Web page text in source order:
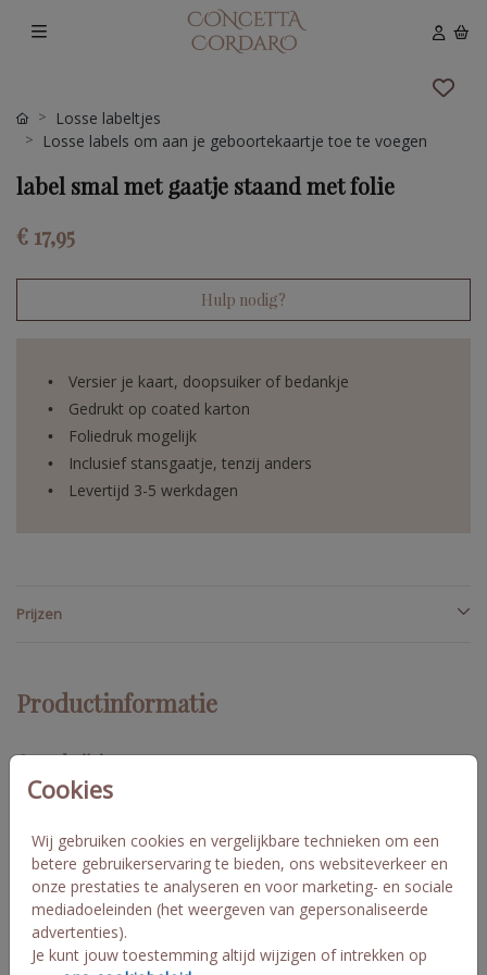
Cookies
Wij gebruiken cookies en vergelijkbare technieken om een
betere gebruikerservaring te bieden, ons websiteverkeer en
onze prestaties te analyseren en voor marketing- en sociale
mediadoeleinden (het weergeven van gepersonaliseerde
advertenties).
Je kunt jouw toestemming altijd wijzigen of intrekken op
Losse labeltjes
Losse labels om aan je geboortekaartje toe te voegen
label smal met gaatje staand met folie
€ 17,95
Hulp nodig?
Versier je kaart, doopsuiker of bedankje
Gedrukt op coated karton
Foliedruk mogelijk
Inclusief stansgaatje, tenzij anders
Levertijd 3-5 werkdagen
Prijzen
Productinformatie
Omschrijving
Gebruik dit label om je geboortekaartje een upgrade te geven! Je
gedaan. Specificaties: • 16 labels per vel. • Formaat: 8,5 x 2 cm. •
Papiersoort: coated karton. Door toepassing van foliedruk stijgt
de prijs per vel.
Collectie